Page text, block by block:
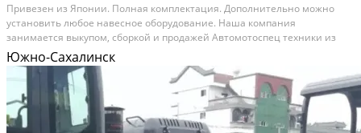
Привезен из Японии. Полная комплектация. Дополнительно можно
установить любое навесное оборудование. Наша компания
занимается выкупом, сборкой и продажей Автомотоспец техники из
Японии, Америки и Европы. Техника поставляется комплектами из
города Саппоро в город Северо-Курильск, и в нашей...
Южно-Сахалинск